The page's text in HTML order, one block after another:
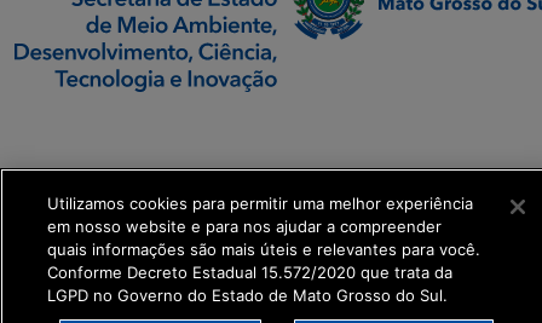
get_footer();
Utilizamos cookies para permitir uma melhor experiência
em nosso website e para nos ajudar a compreender
quais informações são mais úteis e relevantes para você.
Conforme Decreto Estadual 15.572/2020 que trata da
LGPD no Governo do Estado de Mato Grosso do Sul.